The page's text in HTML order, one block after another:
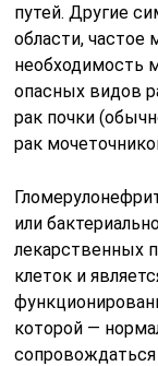
путей. Другие
области, частое
необходимость
опасных видов
рак почки
рак
или
лекарственных
клеток и
которой —